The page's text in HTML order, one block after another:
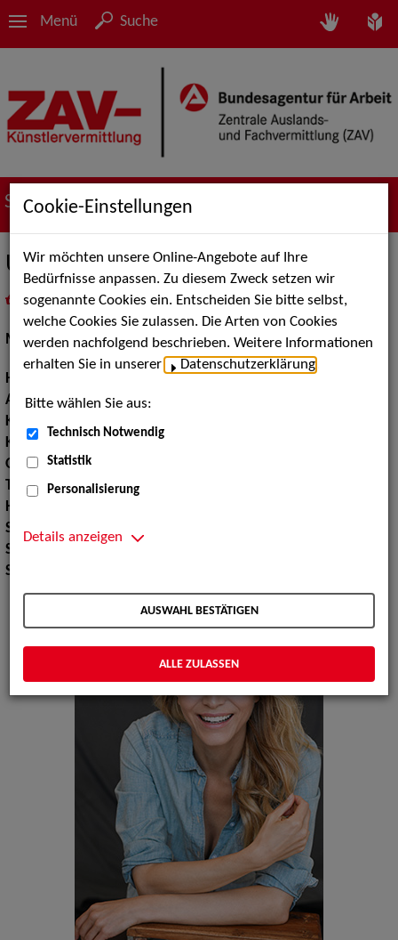
Menü Suche
Suche nach Künstler*innen
Ulla L.
als PDF speichern
inMeine Merklistelegen
Models / Werbung:Fotomodell, Mannequin
Haarfarbe:
Augenfarbe:blau
Körpergröße:
Konfektionsgröße:
Oberweite:88
Taille:
68
Hüfte:
Schuhgröße:
38
Specials:
Sport:
Cookie-Einstellungen
Wir möchten unsere Online-Angebote auf Ihre
Bedürfnisse anpassen. Zu diesem Zweck setzen wir
sogenannte Cookies ein. Entscheiden Sie bitte selbst,
welche Cookies Sie zulassen. Die Arten von Cookies
werden nachfolgend beschrieben. Weitere Informationen
erhalten Sie in unserer
Datenschutzerklärung
Bitte wählen Sie aus:
Technisch Notwendig
Statistik
Personalisierung
Details anzeigen
AUSWAHL BESTÄTIGEN
ALLE ZULASSEN